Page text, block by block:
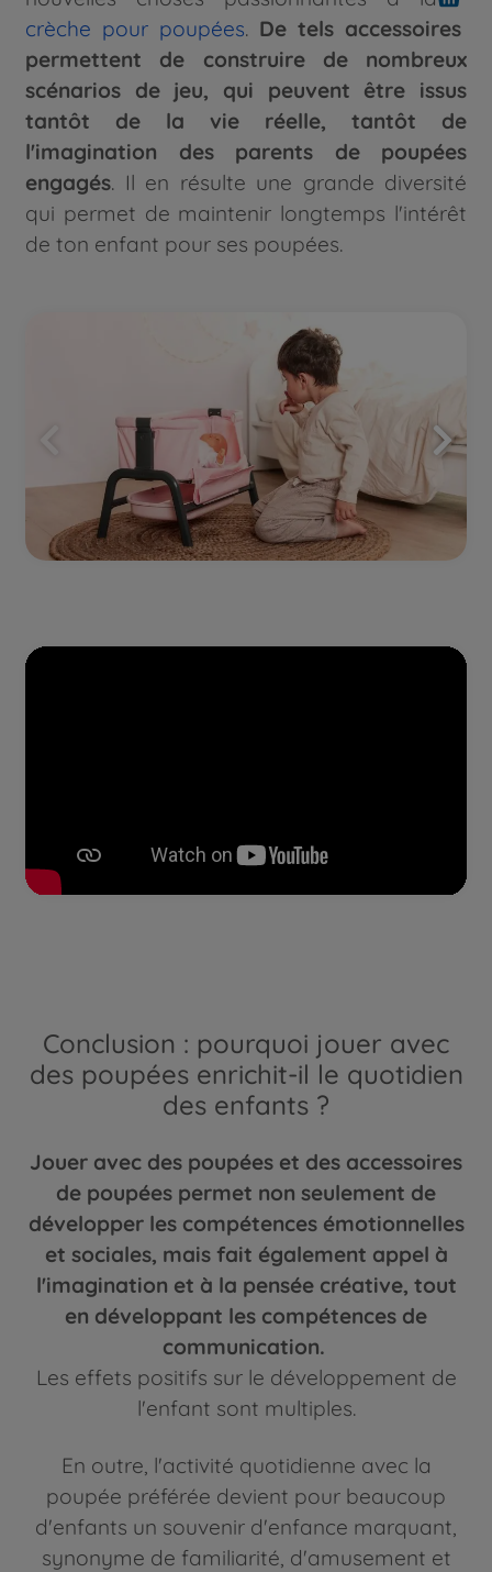
crèche pour poupées. De tels accessoires
permettent de construire de nombreux
scénarios de jeu, qui peuvent être issus
tantôt de la vie réelle, tantôt de
l'imagination des parents de poupées
engagés. Il en résulte une grande diversité
qui permet de maintenir longtemps l'intérêt
de ton enfant pour ses poupées.
Conclusion : pourquoi jouer avec
des poupées enrichit-il le quotidien
des enfants ?
Jouer avec des poupées et des accessoires
de poupées permet non seulement de
développer les compétences émotionnelles
et sociales, mais fait également appel à
l'imagination et à la pensée créative, tout
en développant les compétences de
communication.
Les effets positifs sur le développement de
l'enfant sont multiples.
En outre, l'activité quotidienne avec la
poupée préférée devient pour beaucoup
d'enfants un souvenir d'enfance marquant,
synonyme de familiarité, d'amusement et